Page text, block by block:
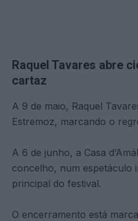
Raquel Tavares abre
cartaz
A 9 de maio, Raquel
Estremoz, marcando o
A 6 de junho, a Casa
concelho, num espetáculo
principal do festival.
O encerramento está